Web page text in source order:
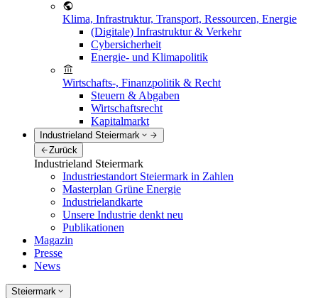
Klima, Infrastruktur, Transport, Ressourcen, Energie
(Digitale) Infrastruktur & Verkehr
Cybersicherheit
Energie- und Klimapolitik
Wirtschafts-, Finanzpolitik & Recht
Steuern & Abgaben
Wirtschaftsrecht
Kapitalmarkt
Industrieland Steiermark
Zurück
Industrieland Steiermark
Industriestandort Steiermark in Zahlen
Masterplan Grüne Energie
Industrielandkarte
Unsere Industrie denkt neu
Publikationen
Magazin
Presse
News
Steiermark